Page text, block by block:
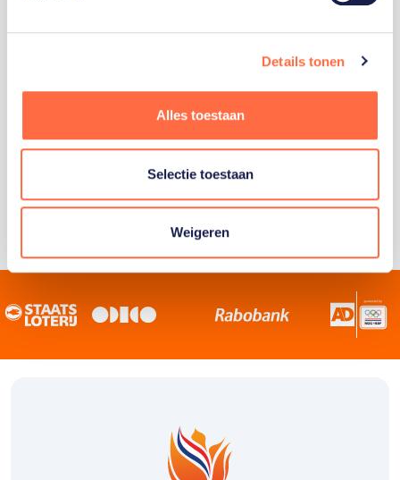
Details tonen
Alles toestaan
Selectie toestaan
Weigeren
sportiefste land van de wereld maken.